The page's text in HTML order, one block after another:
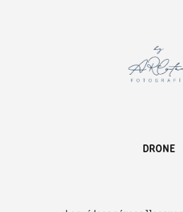
DRONE